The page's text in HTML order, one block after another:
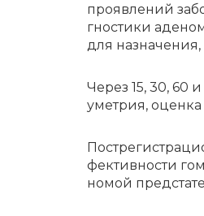
про­яв­ле­ний
гно­сти­ки
для
Че­рез 15, 30, 60
умет­рия,
фек­тив­но­сти
но­мой